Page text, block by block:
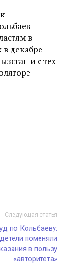
в
декабре
и с тех
Следующая статья
по Кольбаеву:
поменяли
в пользу
«авторитета»